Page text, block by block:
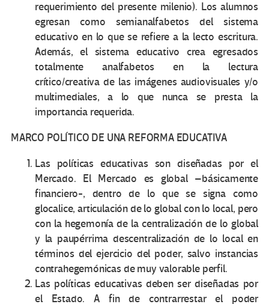
requerimiento del presente milenio). Los alumnos
egresan como semianalfabetos del sistema
educativo en lo que se refiere a la lecto escritura.
Además, el sistema educativo crea egresados
totalmente analfabetos en la lectura
crítico/creativa de las imágenes audiovisuales y/o
multimediales, a lo que nunca se presta la
importancia requerida.
MARCO POLÍTICO DE UNA REFORMA EDUCATIVA
Las políticas educativas son diseñadas por el
Mercado. El Mercado es global –básicamente
financiero-, dentro de lo que se signa como
glocalice, articulación de lo global con lo local, pero
con la hegemonía de la centralización de lo global
y la paupérrima descentralización de lo local en
términos del ejercicio del poder, salvo instancias
contrahegemónicas de muy valorable perfil.
Las políticas educativas deben ser diseñadas por
el Estado. A fin de contrarrestar el poder